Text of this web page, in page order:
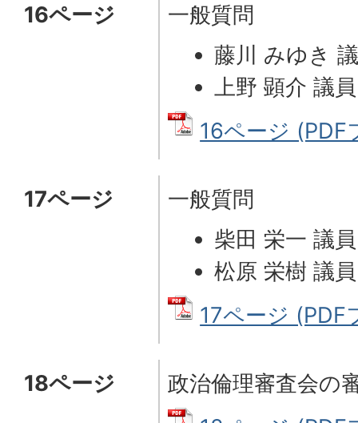
16ページ
一般質問
藤川 みゆき
上野 顕介 議員
16ページ
17ページ
一般質問
柴田 栄一 議員
松原 栄樹 議員
17ページ
18ページ
政治倫理審査会の